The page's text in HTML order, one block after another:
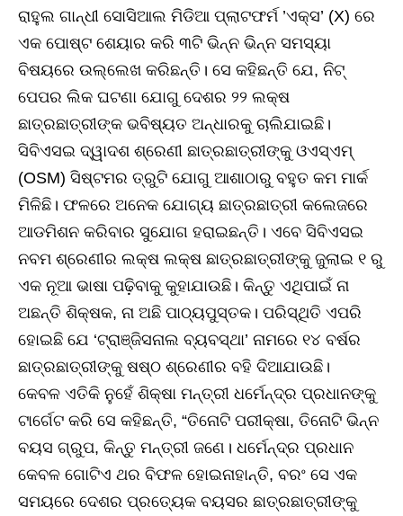
ରାହୁଲ ଗାନ୍ଧୀ ସୋସିଆଲ ମିଡିଆ ପ୍ଲାଟଫର୍ମ ’ଏକ୍ସ’ (X) ରେ
ଏକ ପୋଷ୍ଟ ଶେୟାର କରି ୩ଟି ଭିନ୍ନ ଭିନ୍ନ ସମସ୍ୟା
ବିଷୟରେ ଉଲ୍ଲେଖ କରିଛନ୍ତି। ସେ କହିଛନ୍ତି ଯେ, ନିଟ୍‌
ପେପର ଲିକ ଘଟଣା ଯୋଗୁ ଦେଶର ୨୨ ଲକ୍ଷ
ଛାତ୍ରଛାତ୍ରୀଙ୍କ ଭବିଷ୍ୟତ ଅନ୍ଧାରକୁ ଚାଲିଯାଇଛି।
ସିବିଏସଇ ଦ୍ୱାଦଶ ଶ୍ରେଣୀ ଛାତ୍ରଛାତ୍ରୀଙ୍କୁ ଓଏସ୍‌ଏମ୍‌
(OSM) ସିଷ୍ଟମର ତ୍ରୁଟି ଯୋଗୁ ଆଶାଠାରୁ ବହୁତ କମ ମାର୍କ
ମିଳିଛି। ଫଳରେ ଅନେକ ଯୋଗ୍ୟ ଛାତ୍ରଛାତ୍ରୀ କଲେଜରେ
ଆଡମିଶନ କରିବାର ସୁଯୋଗ ହରାଇଛନ୍ତି। ଏବେ ସିବିଏସଇ
ନବମ ଶ୍ରେଣୀର ଲକ୍ଷ ଲକ୍ଷ ଛାତ୍ରଛାତ୍ରୀଙ୍କୁ ଜୁଲାଇ ୧ ରୁ
ଏକ ନୂଆ ଭାଷା ପଢ଼ିବାକୁ କୁହାଯାଉଛି। କିନ୍ତୁ ଏଥିପାଇଁ ନା
ଅଛନ୍ତି ଶିକ୍ଷକ, ନା ଅଛି ପାଠ୍ୟପୁସ୍ତକ। ପରିସ୍ଥିତି ଏପରି
ହୋଇଛି ଯେ ‘ଟ୍ରାଞ୍ଜିସନାଲ ବ୍ୟବସ୍ଥା’ ନାମରେ ୧୪ ବର୍ଷର
ଛାତ୍ରଛାତ୍ରୀଙ୍କୁ ଷଷ୍ଠ ଶ୍ରେଣୀର ବହି ଦିଆଯାଉଛି।
କେବଳ ଏତିକି ନୁହେଁ ଶିକ୍ଷା ମନ୍ତ୍ରୀ ଧର୍ମେନ୍ଦ୍ର ପ୍ରଧାନଙ୍କୁ
ଟାର୍ଗେଟ କରି ସେ କହିଛନ୍ତି, “ତିନୋଟି ପରୀକ୍ଷା, ତିନୋଟି ଭିନ୍ନ
ବୟସ ଗ୍ରୁପ, କିନ୍ତୁ ମନ୍ତ୍ରୀ ଜଣେ। ଧର୍ମେନ୍ଦ୍ର ପ୍ରଧାନ
କେବଳ ଗୋଟିଏ ଥର ବିଫଳ ହୋଇନାହାନ୍ତି, ବରଂ ସେ ଏକ
ସମୟରେ ଦେଶର ପ୍ରତ୍ୟେକ ବୟସର ଛାତ୍ରଛାତ୍ରୀଙ୍କୁ